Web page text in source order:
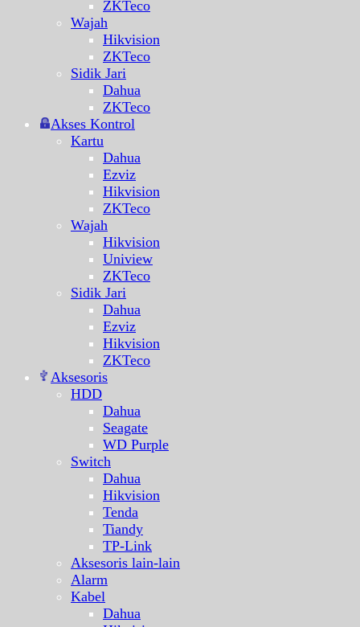
ZKTeco
Wajah
Hikvision
ZKTeco
Sidik Jari
Dahua
ZKTeco
Akses Kontrol
Kartu
Dahua
Ezviz
Hikvision
ZKTeco
Wajah
Hikvision
Uniview
ZKTeco
Sidik Jari
Dahua
Ezviz
Hikvision
ZKTeco
Aksesoris
HDD
Dahua
Seagate
WD Purple
Switch
Dahua
Hikvision
Tenda
Tiandy
TP-Link
Aksesoris lain-lain
Alarm
Kabel
Dahua